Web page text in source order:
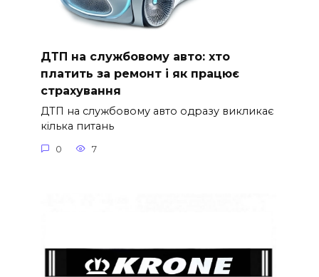
ДТП на службовому авто: хто
платить за ремонт і як працює
страхування
ДТП на службовому авто одразу викликає
кілька питань
0 7